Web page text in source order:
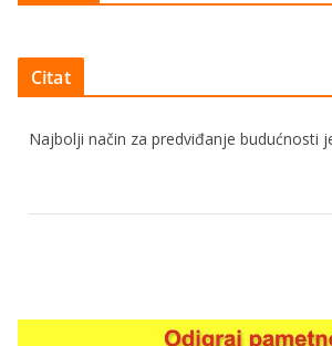
Citat
Najbolji način za predviđanje budućnosti